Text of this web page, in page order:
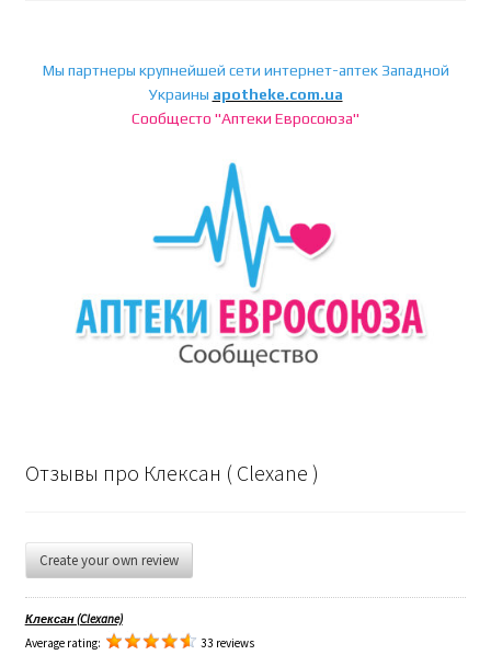
Мы партнеры крупнейшей сети интернет-аптек Западной
Украины apotheke.com.ua
Сообщесто "Аптеки Евросоюза"
Отзывы про Клексан ( Clexane )
Create your own review
Клексан (Clexane)
Average rating:
33 reviews